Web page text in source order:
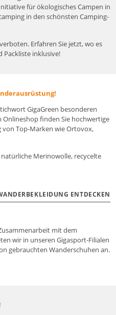
für ökologisches Campen in
in den schönsten Camping-
Erfahren Sie jetzt, wo es
Packliste inklusive!
GigaGreen besonderen
finden Sie hochwertige
von Top-Marken wie Ortovox,
Merinowolle, recycelte
ENTDECKEN
mit dem
wir in unseren Gigasport-Filialen
gebrauchten Wanderschuhen an.